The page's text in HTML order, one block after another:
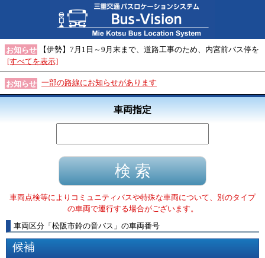
お知らせ
【伊勢】7月1日～9月末まで、道路工事のため、内宮前バス停を
[すべてを表示]
お知らせ 一部の路線にお知らせがあります
車両指定
車両点検等によりコミュニティバスや特殊な車両について、別のタイプ
の車両で運行する場合がございます。
車両区分 「 松阪市鈴の音バス 」 の車両番号
候補